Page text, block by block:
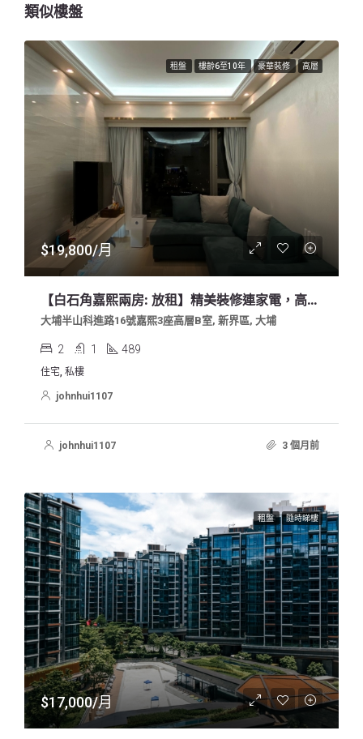
類似樓盤
租盤 樓齡6至10年 豪華裝修 高層
$19,800/月
【白石角嘉熙兩房: 放租】精美裝修連家電，高層開揚景色，業主免佣自讓出租
大埔半山科進路16號嘉熙3座高層B室, 新界區, 大埔
2 1 489
住宅, 私樓
johnhui1107
johnhui1107 3 個月前
租盤 隨時睇樓
$17,000/月